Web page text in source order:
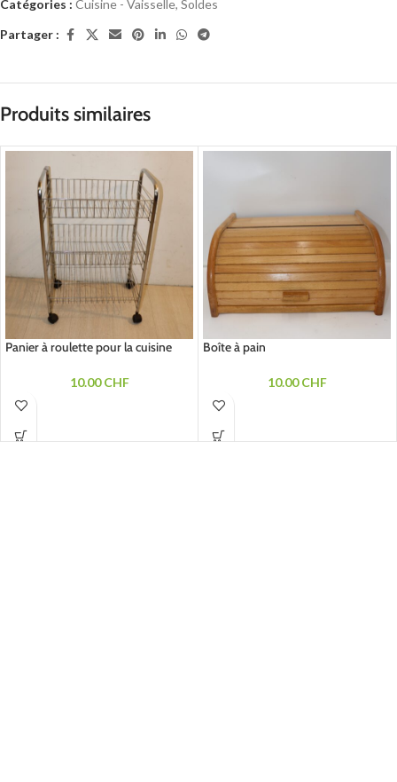
Catégories : Cuisine - Vaisselle, Soldes
Partager :
Produits similaires
Panier à roulette pour la cuisine
10.00CHF
Boîte à pain
10.00CHF